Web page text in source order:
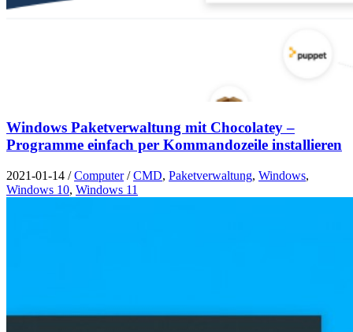
Windows Paketverwaltung mit Chocolatey –
Programme einfach per Kommandozeile installieren
2021-01-14 /Computer/CMD, Paketverwaltung, Windows,
Windows 10, Windows 11